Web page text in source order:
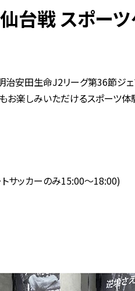
台戦 スポーツ
田生命J2リーグ第36節ジェ
お楽しみいただけるスポーツ
サッカーのみ15:00～18:00)